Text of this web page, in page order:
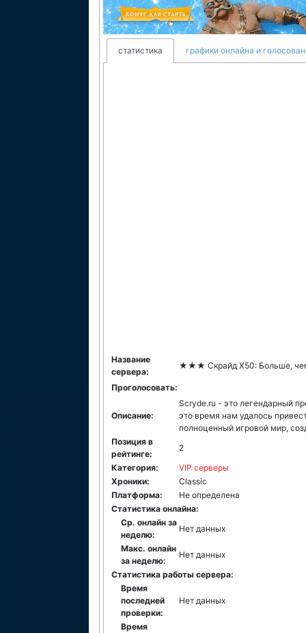
статистика графики онлайна и
Название
сервера:
★★★ Скрайд Х50: Больше,
Проголосовать:
Описание:
Scryde.ru - это легендарный
это время нам удалось
полноценный игровой мир,
Позиция в
рейтинге:
2
Категория:
VIP серверы
Хроники:
Classic
Платформа:
Не определена
Статистика онлайна:
Ср. онлайн за
неделю:
Нет данных
Макс. онлайн
за неделю:
Нет данных
Статистика работы сервера:
Время
последней
проверки:
Нет данных
Время